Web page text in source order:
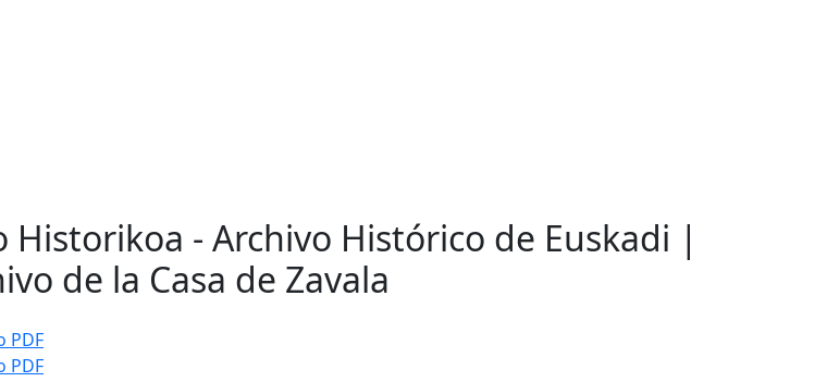
Historikoa - Archivo Histórico de Euskadi |
de la Casa de Zavala
PDF
PDF